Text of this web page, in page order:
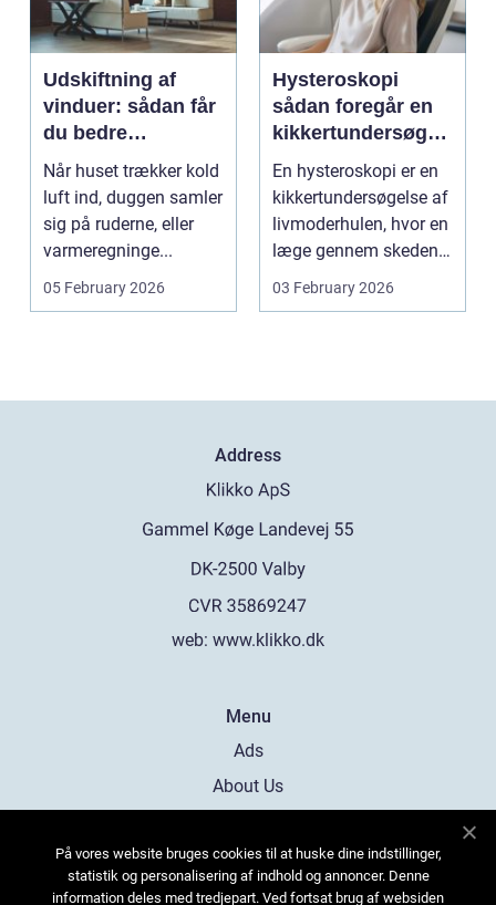
Udskiftning af
vinduer: sådan får
du bedre
indeklima og
lavere
varmeregning
Når huset trækker kold
luft ind, duggen samler
sig på ruderne, eller
varmeregninge...
05 February 2026
Hysteroskopi
sådan foregår en
kikkertundersøgel
se af livmoderen
En hysteroskopi er en
kikkertundersøgelse af
livmoderhulen, hvor en
læge gennem skeden
og livmoderha...
03 February 2026
Address
web: www.klikko.dk
Menu
Ads
About Us
Contact
Sitemap
På vores website bruges cookies til at huske dine indstillinger,
statistik og personalisering af indhold og annoncer. Denne
information deles med tredjepart. Ved fortsat brug af websiden